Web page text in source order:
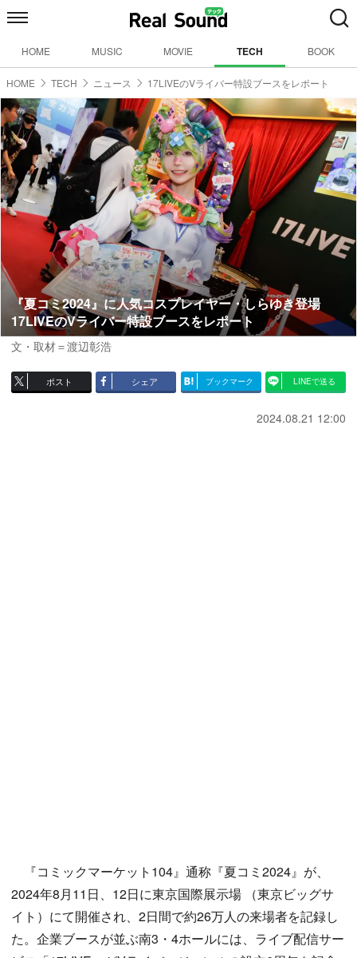
HOME MUSIC MOVIE TECH BOOK
HOME TECH ニュース 17LIVEのVライバー特設ブースをレポート
『夏コミ2024』に人気コスプレイヤー・しらゆき登場
17LIVEのVライバー特設ブースをレポート
文・取材＝渡辺彰浩
ポスト シェア ブックマーク LINEで送る
2024.08.21 12:00
『コミックマーケット104』通称『夏コミ2024』が、
2024年8月11日、12日に東京国際展示場 （東京ビッグサ
イト）にて開催され、2日間で約26万人の来場者を記録し
た。企業ブースが並ぶ南3・4ホールには、ライブ配信サー